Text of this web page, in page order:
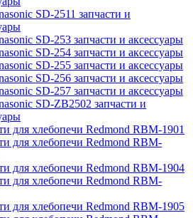
SD-2511 запчасти и
SD-253 запчасти и аксессуары
SD-254 запчасти и аксессуары
SD-255 запчасти и аксессуары
SD-256 запчасти и аксессуары
SD-257 запчасти и аксессуары
SD-ZB2502 запчасти и
для хлебопечи Redmond RBM-1901
для хлебопечи Redmond RBM-
для хлебопечи Redmond RBM-1904
для хлебопечи Redmond RBM-
для хлебопечи Redmond RBM-1905